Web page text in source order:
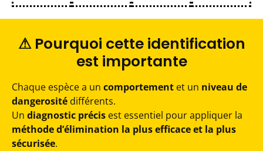
⚠ Pourquoi cette identification
est importante
Chaque espèce a un comportement et un niveau de
dangerosité différents.
Un diagnostic précis est essentiel pour appliquer la
méthode d’élimination la plus efficace et la plus
sécurisée.